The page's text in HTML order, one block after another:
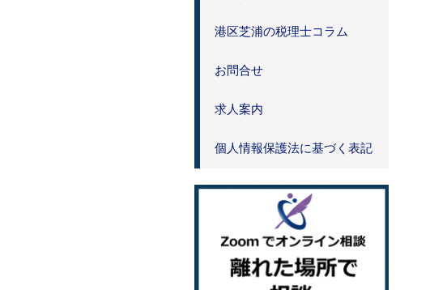
港区芝浦の税理士コラム
お問合せ
求人案内
個人情報保護法に基づく表記